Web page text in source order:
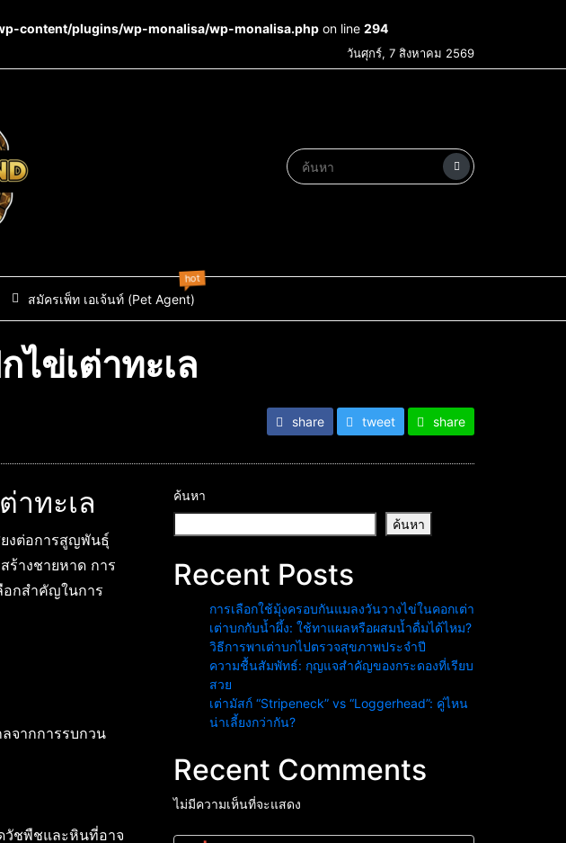
content/plugins/wp-monalisa/wp-monalisa.php on line 294
วันศุกร์, 7 สิงหาคม 2569
สมัครเพ็ท เอเจ้นท์ (Pet Agent)
hot
ไข่เต่าทะเล
share tweet share
าทะเล
ยงต่อการสูญพันธุ์
ร้างชายหาด การ
อกสำคัญในการ
จากการรบกวน
วัชพืชและหินที่อาจ
ค้นหา
ค้นหา
Recent Posts
การเลือกใช้มุ้งครอบกันแมลงวันวางไข่ในคอกเต่า
เต่าบกกับน้ำผึ้ง: ใช้ทาแผลหรือผสมน้ำดื่มได้ไหม?
วิธีการพาเต่าบกไปตรวจสุขภาพประจำปี
ความชื้นสัมพัทธ์: กุญแจสำคัญของกระดองที่เรียบ
สวย
เต่ามัสก์ “Stripeneck” vs “Loggerhead”: คู่ไหน
น่าเลี้ยงกว่ากัน?
Recent Comments
ไม่มีความเห็นที่จะแสดง